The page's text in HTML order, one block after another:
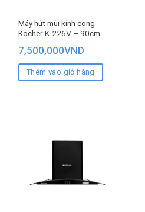
Máy hút mùi kính cong
Kocher K-226V – 90cm
7,500,000VND
Thêm vào giỏ hàng